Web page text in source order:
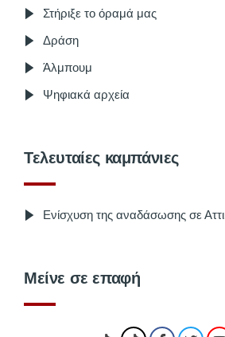
Στήριξε το όραμά μας
Δράση
Άλμπουμ
Ψηφιακά αρχεία
Τελευταίες καμπάνιες
Ενίσχυση της αναδάσωσης σε
Μείνε σε επαφή